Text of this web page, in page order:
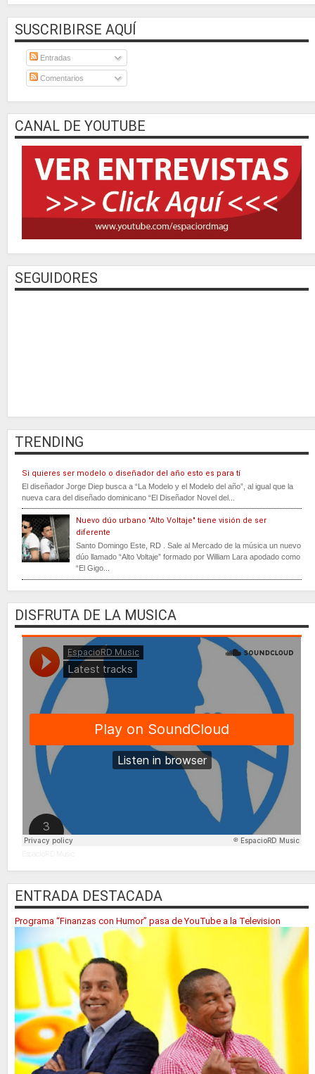
SUSCRIBIRSE AQUÍ
Entradas
Comentarios
CANAL DE YOUTUBE
SEGUIDORES
TRENDING
Si quieres ser modelo o diseñador del año esto es para tí
El diseñador Jorge Diep busca a “La Modelo y el Modelo del año”, al igual que la
nueva cara del diseñado dominicano “El Diseñador Novel del...
Nuevo dúo urbano "Alto Voltaje" tiene visión de ser
diferente
Santo Domingo Este, RD . Sale al Mercado de la música un nuevo
dúo llamado “Alto Voltaje” formado por William Lara apodado como
“El Gigo...
DISFRUTA DE LA MUSICA
EspacioRD Music
ENTRADA DESTACADA
Programa “Finanzas con Humor” pasa de YouTube a la Television